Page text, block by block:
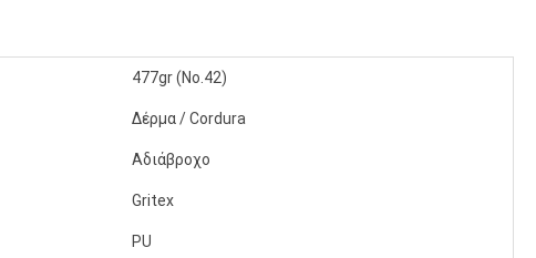
477gr (No.42)
Δέρμα / Cordura
Αδιάβροχο
Gritex
PU